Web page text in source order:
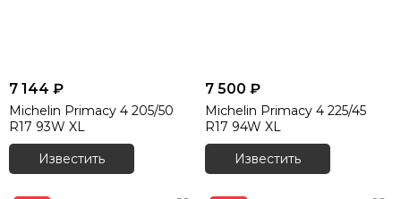
7 144 ₽
Michelin Primacy 4 205/50
R17 93W XL
Известить
7 500 ₽
Michelin Primacy 4 225/45
R17 94W XL
Известить